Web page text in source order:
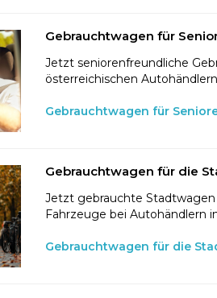
Gebrauchtwagen für
Jetzt seniorenfreundliche
österreichischen
Gebrauchtwagen für
Gebrauchtwagen für die
Jetzt gebrauchte
Fahrzeuge bei Autohändlern
Gebrauchtwagen für die